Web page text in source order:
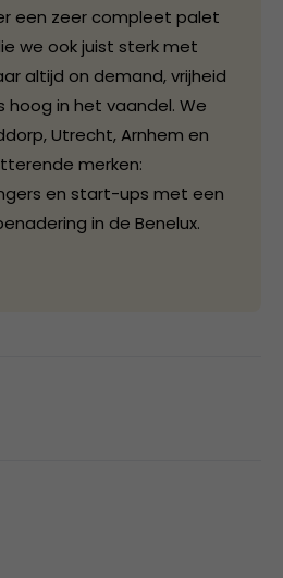
een zeer compleet palet
we ook juist sterk met
altijd on demand, vrijheid
in het vaandel. We
Utrecht, Arnhem en
merken:
en start-ups met een
in de Benelux.